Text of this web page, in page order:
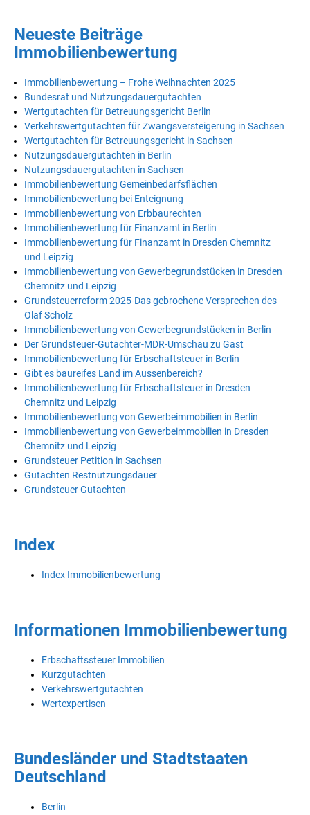
Neueste Beiträge
Immobilienbewertung
Immobilienbewertung – Frohe Weihnachten 2025
Bundesrat und Nutzungsdauergutachten
Wertgutachten für Betreuungsgericht Berlin
Verkehrswertgutachten für Zwangsversteigerung in Sachsen
Wertgutachten für Betreuungsgericht in Sachsen
Nutzungsdauergutachten in Berlin
Nutzungsdauergutachten in Sachsen
Immobilienbewertung Gemeinbedarfsflächen
Immobilienbewertung bei Enteignung
Immobilienbewertung von Erbbaurechten
Immobilienbewertung für Finanzamt in Berlin
Immobilienbewertung für Finanzamt in Dresden Chemnitz
und Leipzig
Immobilienbewertung von Gewerbegrundstücken in Dresden
Chemnitz und Leipzig
Grundsteuerreform 2025-Das gebrochene Versprechen des
Olaf Scholz
Immobilienbewertung von Gewerbegrundstücken in Berlin
Der Grundsteuer-Gutachter-MDR-Umschau zu Gast
Immobilienbewertung für Erbschaftsteuer in Berlin
Gibt es baureifes Land im Aussenbereich?
Immobilienbewertung für Erbschaftsteuer in Dresden
Chemnitz und Leipzig
Immobilienbewertung von Gewerbeimmobilien in Berlin
Immobilienbewertung von Gewerbeimmobilien in Dresden
Chemnitz und Leipzig
Grundsteuer Petition in Sachsen
Gutachten Restnutzungsdauer
Grundsteuer Gutachten
Index
Index Immobilienbewertung
Informationen Immobilienbewertung
Erbschaftssteuer Immobilien
Kurzgutachten
Verkehrswertgutachten
Wertexpertisen
Bundesländer und Stadtstaaten
Deutschland
Berlin